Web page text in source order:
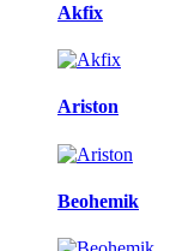
Akfix
Ariston
Beohemik